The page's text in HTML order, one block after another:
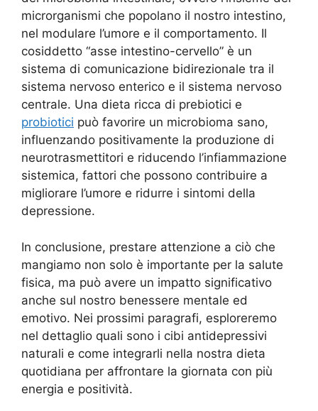
microrganismi che popolano il nostro intestino,
nel modulare l’umore e il comportamento. Il
cosiddetto “asse intestino-cervello” è un
sistema di comunicazione bidirezionale tra il
sistema nervoso enterico e il sistema nervoso
centrale. Una dieta ricca di prebiotici e
probiotici può favorire un microbioma sano,
influenzando positivamente la produzione di
neurotrasmettitori e riducendo l’infiammazione
sistemica, fattori che possono contribuire a
migliorare l’umore e ridurre i sintomi della
depressione.
In conclusione, prestare attenzione a ciò che
mangiamo non solo è importante per la salute
fisica, ma può avere un impatto significativo
anche sul nostro benessere mentale ed
emotivo. Nei prossimi paragrafi, esploreremo
nel dettaglio quali sono i cibi antidepressivi
naturali e come integrarli nella nostra dieta
quotidiana per affrontare la giornata con più
energia e positività.